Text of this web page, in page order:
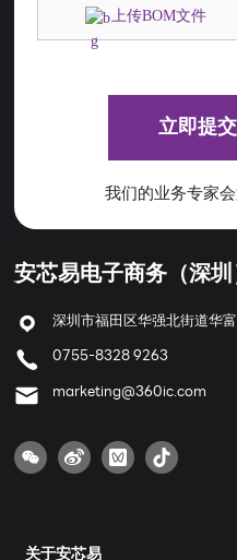
上传BOM文件
立即提交
我们的业务专家
安芯易电子商务（深圳
深圳市福田区华强北街道华
0755-8328 9263
marketing@360ic.com
关于安芯易